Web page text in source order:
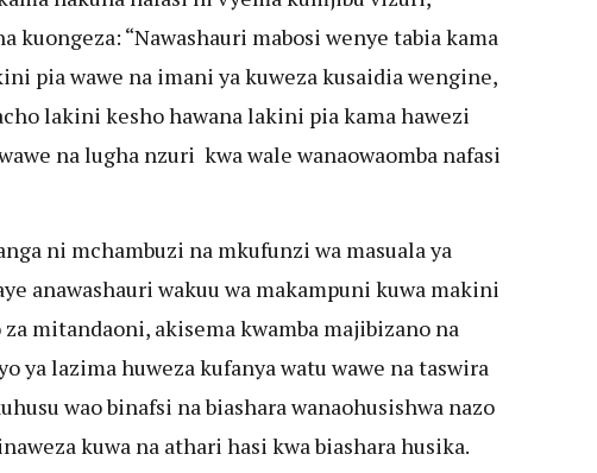
kuongeza: “Nawashauri mabosi wenye tabia kama
pia wawe na imani ya kuweza kusaidia wengine,
lakini kesho hawana lakini pia kama hawezi
na lugha nzuri kwa wale wanaowaomba nafasi
ni mchambuzi na mkufunzi wa masuala ya
anawashauri wakuu wa makampuni kuwa makini
mitandaoni, akisema kwamba majibizano na
ya lazima huweza kufanya watu wawe na taswira
wao binafsi na biashara wanaohusishwa nazo
kuwa na athari hasi kwa biashara husika.